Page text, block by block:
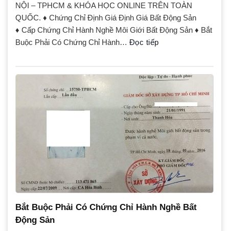
NỘI – TPHCM & KHÓA HỌC ONLINE TRÊN TOÀN
QUỐC. ♦ Chứng Chỉ Định Giá Định Giá Bất Động Sản
♦ Cấp Chứng Chỉ Hành Nghề Môi Giới Bất Động Sản ♦ Bắt
Buộc Phải Có Chứng Chỉ Hành… Đọc tiếp
Bắt Buộc Phải Có Chứng Chỉ Hành Nghề Bất
Động Sản